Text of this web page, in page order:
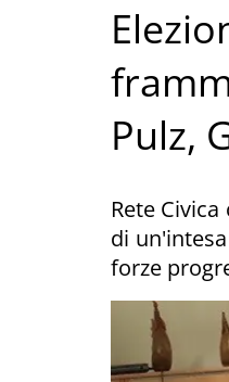
Pulz,
Rete
di
forze